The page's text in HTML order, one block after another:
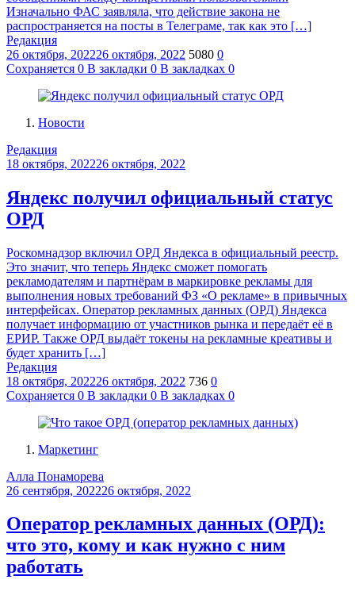
Изначально ФАС заявляла, что действие закона не
распространяется на посты в Телеграме, так как это […]
Редакция
26 октября, 202226 октября, 2022 5080 0
Сохраняется 0 В закладки 0 В закладках 0
Новости
Редакция
18 октября, 202226 октября, 2022
Яндекс получил официальный статус
ОРД
Роскомнадзор включил ОРД Яндекса в официальный реестр.
Это значит, что теперь Яндекс сможет помогать
рекламодателям и партнёрам в маркировке рекламы для
выполнения новых требований ФЗ «О рекламе» в привычных
интерфейсах. Оператор рекламных данных (ОРД) Яндекса
получает информацию от участников рынка и передаёт её в
ЕРИР. Также ОРД выдаёт токены на рекламные креативы и
будет хранить […]
Редакция
18 октября, 202226 октября, 2022 736 0
Сохраняется 0 В закладки 0 В закладках 0
Маркетинг
Алла Понаморева
26 сентября, 202226 октября, 2022
Оператор рекламных данных (ОРД):
что это, кому и как нужно с ним
работать